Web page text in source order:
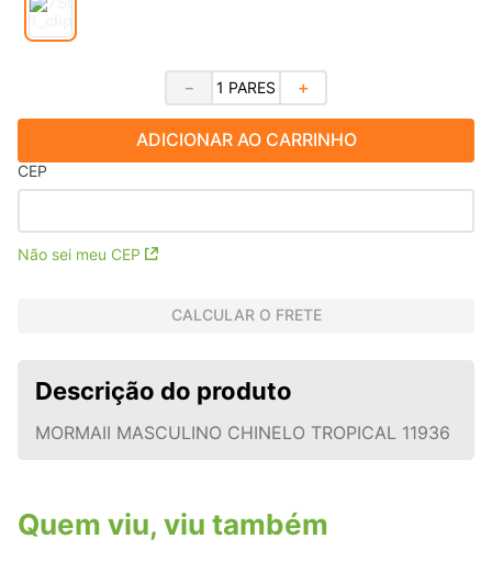
＋
－
ADICIONAR AO CARRINHO
CEP
Não sei meu CEP
CALCULAR O FRETE
Descrição do produto
MORMAII MASCULINO CHINELO TROPICAL 11936
Quem viu, viu também